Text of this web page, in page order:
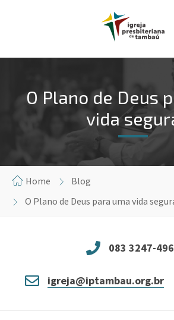
O Plano de Deus
vida
Home
Blog
O Plano de Deus para uma vida
083 3247-
igreja@iptambau.org.br